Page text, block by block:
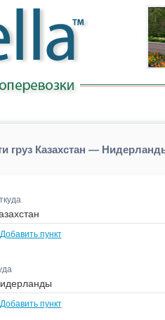
груз Казахстан —
Добавить пункт
Добавить пункт